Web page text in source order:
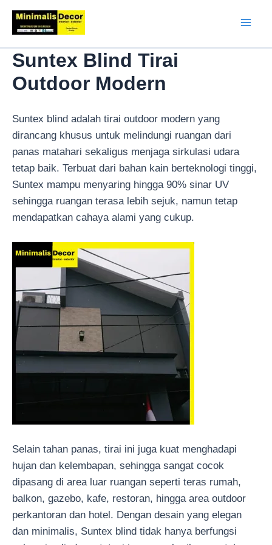
Lewati
Suntex Blind Tirai
Outdoor Modern
Suntex blind adalah tirai outdoor modern yang
dirancang khusus untuk melindungi ruangan dari
panas matahari sekaligus menjaga sirkulasi udara
tetap baik. Terbuat dari bahan kain berteknologi tinggi,
Suntex mampu menyaring hingga 90% sinar UV
sehingga ruangan terasa lebih sejuk, namun tetap
mendapatkan cahaya alami yang cukup.
Selain tahan panas, tirai ini juga kuat menghadapi
hujan dan kelembapan, sehingga sangat cocok
dipasang di area luar ruangan seperti teras rumah,
balkon, gazebo, kafe, restoran, hingga area outdoor
perkantoran dan hotel. Dengan desain yang elegan
dan minimalis, Suntex blind tidak hanya berfungsi